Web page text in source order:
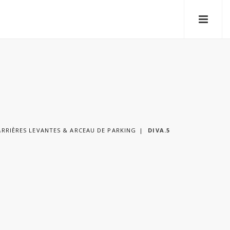
LEVANTES & ARCEAU DE PARKING DIVA.5